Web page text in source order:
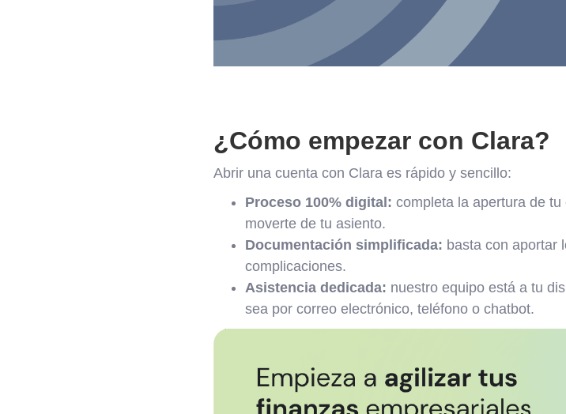
¿Cómo empezar con Clara?
Abrir una cuenta con Clara es rápido y sencillo:
Proceso 100% digital: completa la apertura de
moverte de tu asiento.
Documentación simplificada: basta con aportar
complicaciones.
Asistencia dedicada: nuestro equipo está a tu
sea por correo electrónico, teléfono o chatbot.